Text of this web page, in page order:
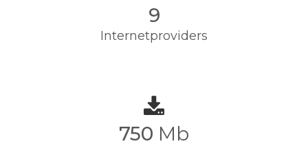
9
Internetproviders
750 Mb